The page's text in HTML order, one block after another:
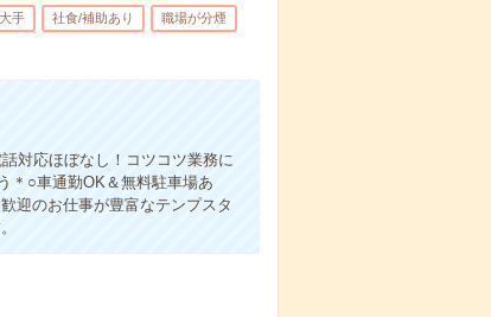
大手 社食/補助あり 職場が分煙
対応ほぼなし！コツコツ業務に
＊○車通勤OK＆無料駐車場あ
迎のお仕事が豊富なテンプスタ